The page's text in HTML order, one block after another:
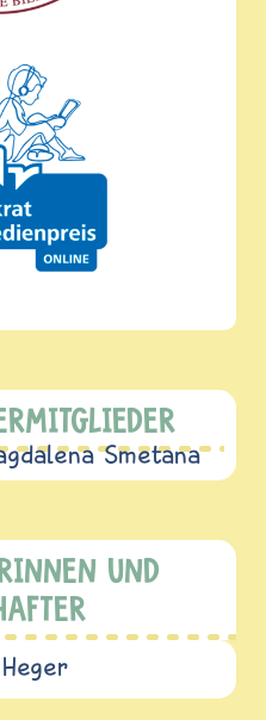
Smetana
UND